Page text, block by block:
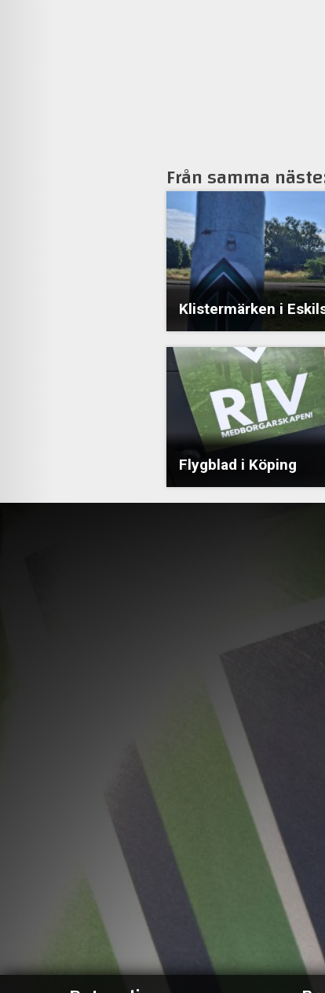
Från samma
Klistermärken i
Flygblad i Köping